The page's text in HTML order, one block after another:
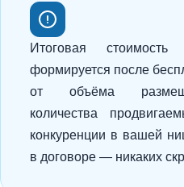
Итоговая
формируется после
от объёма
количества
конкуренции в вашей
в договоре — никаких